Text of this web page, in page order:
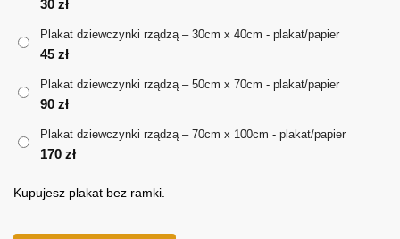
30 zł
Plakat dziewczynki rządzą – 30cm x 40cm - plakat/papier
45 zł
Plakat dziewczynki rządzą – 50cm x 70cm - plakat/papier
90 zł
Plakat dziewczynki rządzą – 70cm x 100cm - plakat/papier
170 zł
Kupujesz plakat bez ramki.